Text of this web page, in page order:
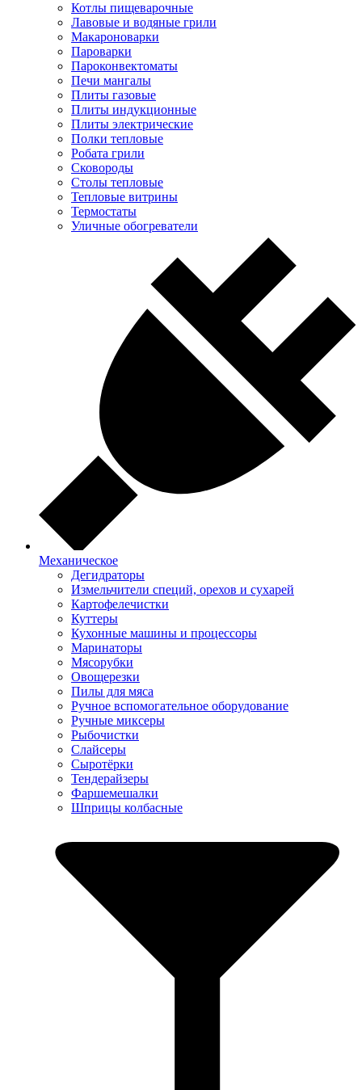
Котлы пищеварочные
Лавовые и водяные грили
Макароноварки
Пароварки
Пароконвектоматы
Печи мангалы
Плиты газовые
Плиты индукционные
Плиты электрические
Полки тепловые
Робата грили
Сковороды
Столы тепловые
Тепловые витрины
Термостаты
Уличные обогреватели
Механическое
Дегидраторы
Измельчители специй, орехов и сухарей
Картофелечистки
Куттеры
Кухонные машины и процессоры
Маринаторы
Мясорубки
Овощерезки
Пилы для мяса
Ручное вспомогательное оборудование
Ручные миксеры
Рыбочистки
Слайсеры
Сыротёрки
Тендерайзеры
Фаршемешалки
Шприцы колбасные